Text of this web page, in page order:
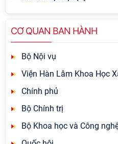
CƠ QUAN BAN HÀNH
Bộ Nội vụ
Viện Hàn Lâm Khoa Học
Chính phủ
Bộ Chính trị
Bộ Khoa học và Công